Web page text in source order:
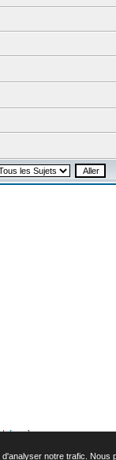
notre trafic.
forum]